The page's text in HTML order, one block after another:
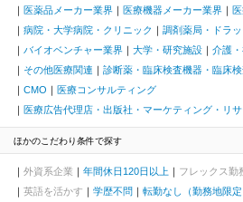
医薬品メーカー業界 医療機器メーカー業界
病院・大学病院・クリニック
調剤薬局・ドラ
バイオベンチャー業界
大学・研究施設
介護
その他医療関連
診断薬・臨床検査機器・臨床
CMO
医療コンサルティング
医療広告代理店・出版社・マーケティング・リ
ほかのこだわり条件で探す
外資系企業 年間休日120日以上 フレックス勤
英語を活かす
学歴不問 転勤なし（勤務地限定